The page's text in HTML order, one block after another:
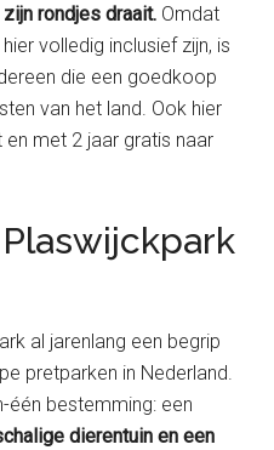
rondjes draait. Omdat
volledig inclusief zijn, is
die een goedkoop
van het land. Ook hier
met 2 jaar gratis naar
al jarenlang een begrip
pretparken in Nederland.
één bestemming: een
dierentuin en een